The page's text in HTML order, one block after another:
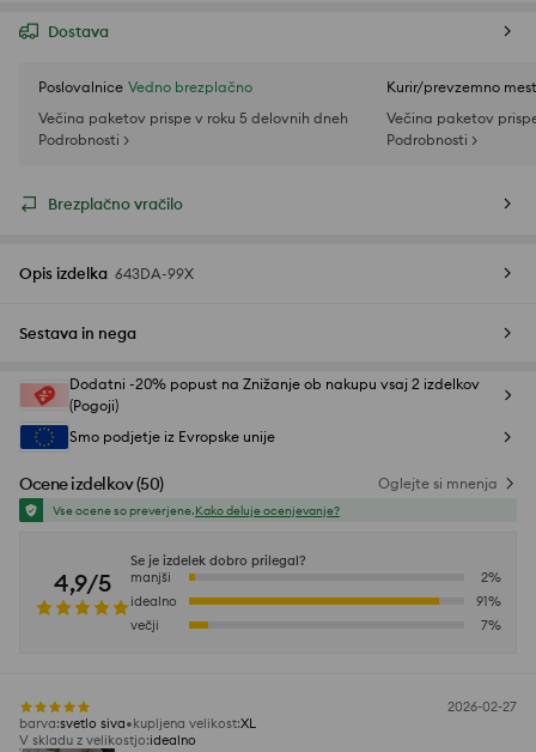
Dostava
Poslovalnice Vedno brezplačno
Večina paketov prispe v roku 5 delovnih dneh
Podrobnosti >
Kurir/prevzemno
Večina paketov
Podrobnosti >
Brezplačno vračilo
Opis izdelka 643DA-99X
Sestava in nega
Dodatni -20% popust na Znižanje ob nakupu vsaj 2 izdelkov
(Pogoji)
Smo podjetje iz Evropske unije
Ocene izdelkov(50) Oglejte si mnenja
Vse ocene so preverjene.Kako deluje ocenjevanje?
4,9/5
Se je izdelek dobro prilegal?
manjši
2%
idealno
91%
večji
7%
2026-02-27
barva:svetlo siva kupljena velikost:XL
V skladu z velikostjo:idealno